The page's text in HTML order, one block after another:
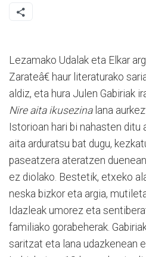
Lezamako Udalak eta Elkar
Zarateâ€ haur literaturako
aldiz, eta hura Julen Gabiriak
Nire aita ikusezinalana
Istorioan hari bi nahasten ditu
aita arduratsu bat dugu,
paseatzera ateratzen
ez diolako. Bestetik, etxeko
neska bizkor eta argia,
Idazleak umorez eta
familiako gorabeherak.
saritzat eta lana udazkenean